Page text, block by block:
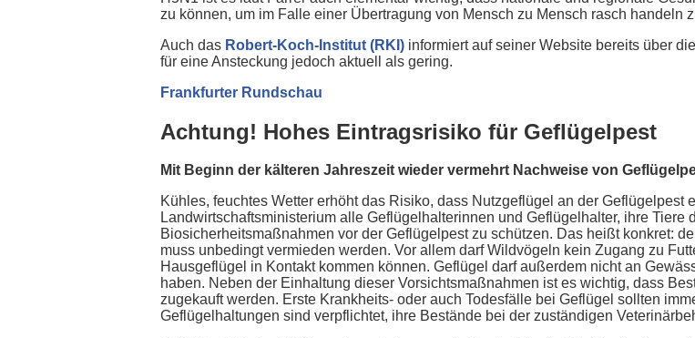
zu können, um im Falle einer Übertragung von Mensch zu Mensch rasch handeln
Auch das Robert-Koch-Institut (RKI) informiert auf seiner Website bereits über
für eine Ansteckung jedoch aktuell als gering.
Frankfurter Rundschau
Achtung! Hohes Eintragsrisiko für Geflügelpest
Mit Beginn der kälteren Jahreszeit wieder vermehrt Nachweise von
Kühles, feuchtes Wetter erhöht das Risiko, dass Nutzgeflügel an der Geflügelpest
Landwirtschaftsministerium alle Geflügelhalterinnen und Geflügelhalter, ihre Tiere
Biosicherheitsmaßnahmen vor der Geflügelpest zu schützen. Das heißt konkret:
muss unbedingt vermieden werden. Vor allem darf Wildvögeln kein Zugang zu
Hausgeflügel in Kontakt kommen können. Geflügel darf außerdem nicht an
haben. Neben der Einhaltung dieser Vorsichtsmaßnahmen ist es wichtig, dass
zugekauft werden. Erste Krankheits- oder auch Todesfälle bei Geflügel sollten
Geflügelhaltungen sind verpflichtet, ihre Bestände bei der zuständigen